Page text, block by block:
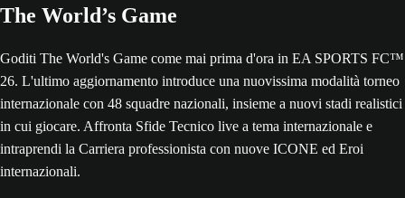
The World’s Game
Goditi The World's Game come mai prima d'ora in EA SPORTS FC™
26. L'ultimo aggiornamento introduce una nuovissima modalità torneo
internazionale con 48 squadre nazionali, insieme a nuovi stadi realistici
in cui giocare. Affronta Sfide Tecnico live a tema internazionale e
intraprendi la Carriera professionista con nuove ICONE ed Eroi
internazionali.